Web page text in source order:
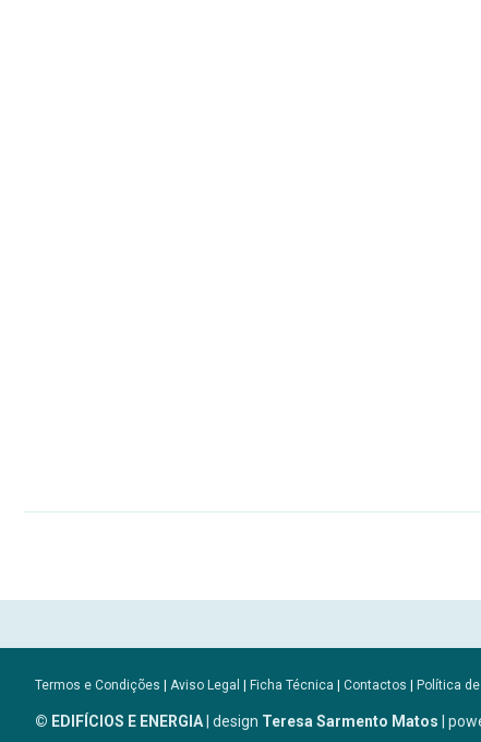
Termos e Condições | Aviso Legal | Ficha Técnica | Contactos | Política
© EDIFÍCIOS E ENERGIA| design Teresa Sarmento Matos |